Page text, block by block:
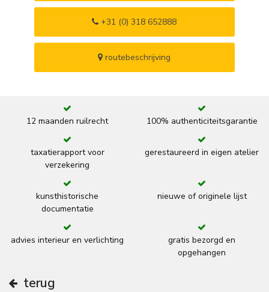
+31 (0) 318 652888
routebeschrijving
12 maanden ruilrecht 100% authenticiteitsgarantie
taxatierapport voor
verzekering
gerestaureerd in eigen atelier
kunsthistorische
documentatie
nieuwe of originele lijst
advies interieur en verlichting
gratis bezorgd en
opgehangen
terug